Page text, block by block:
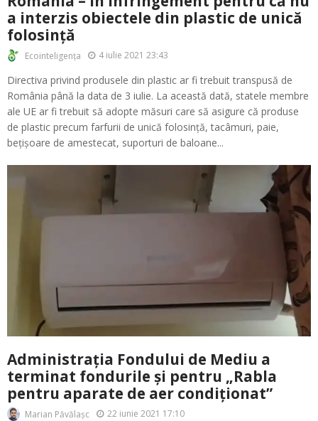
a interzis obiectele din plastic de unică
folosință
Ecointeligența 4 iulie 2021 23:43
Directiva privind produsele din plastic ar fi trebuit transpusă de
România până la data de 3 iulie. La această dată, statele membre
ale UE ar fi trebuit să adopte măsuri care să asigure că produse
de plastic precum farfurii de unică folosință, tacâmuri, paie,
bețișoare de amestecat, suporturi de baloane...
Administrația Fondului de Mediu a
terminat fondurile și pentru „Rabla
pentru aparate de aer condiționat”
Marian Păvălașc 22 iunie 2021 17:10